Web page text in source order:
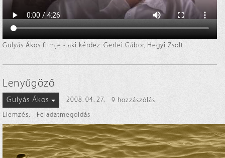
Gulyás Ákos filmje - aki kérdez: Gerlei Gábor, Hegyi Zsolt
Lenyűgöző
Gulyás Ákos 2008. 04. 27.
9 hozzászólás
Elemzés, Feladatmegoldás